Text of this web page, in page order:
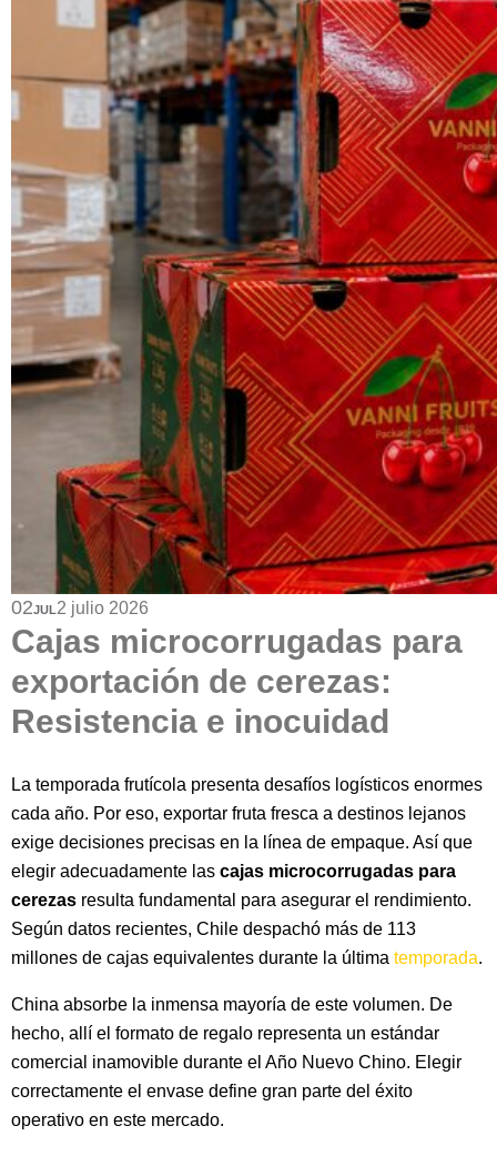
02JUL2 julio 2026
Cajas microcorrugadas para
exportación de cerezas:
Resistencia e inocuidad
La temporada frutícola presenta desafíos logísticos enormes
cada año. Por eso, exportar fruta fresca a destinos lejanos
exige decisiones precisas en la línea de empaque. Así que
elegir adecuadamente las cajas microcorrugadas para
cerezas resulta fundamental para asegurar el rendimiento.
Según datos recientes, Chile despachó más de 113
millones de cajas equivalentes durante la última temporada.
China absorbe la inmensa mayoría de este volumen. De
hecho, allí el formato de regalo representa un estándar
comercial inamovible durante el Año Nuevo Chino. Elegir
correctamente el envase define gran parte del éxito
operativo en este mercado.